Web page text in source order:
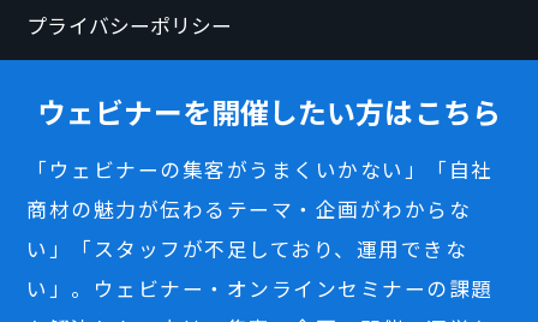
プライバシーポリシー
ウェビナーを開催したい方はこちら
「ウェビナーの集客がうまくいかない」「自社
商材の魅力が伝わるテーマ・企画がわからな
い」「スタッフが不足しており、運用できな
い」。ウェビナー・オンラインセミナーの課題